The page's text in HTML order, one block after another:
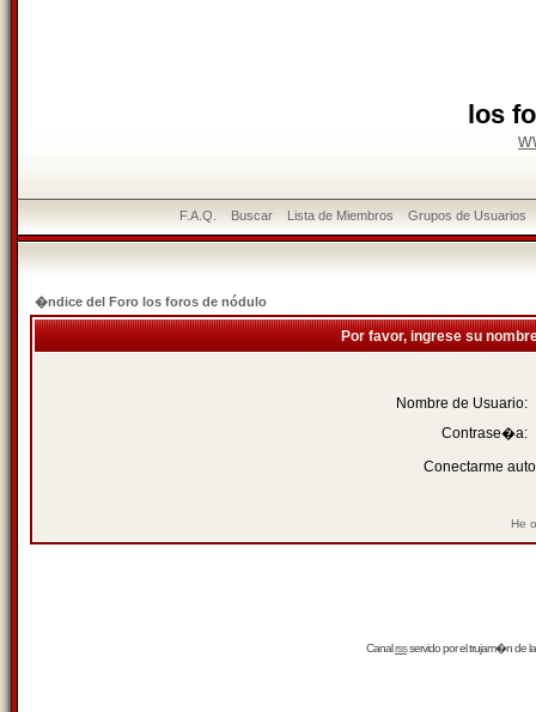
los
F.A.Q. Buscar Lista de Miembros Grupos de Usuarios
�ndice del Foro los foros de nódulo
Por favor, ingrese su
Nombre de Usuario:
Contrase�a:
Conectarme
He
Canalrssservido por eltrujam�nde